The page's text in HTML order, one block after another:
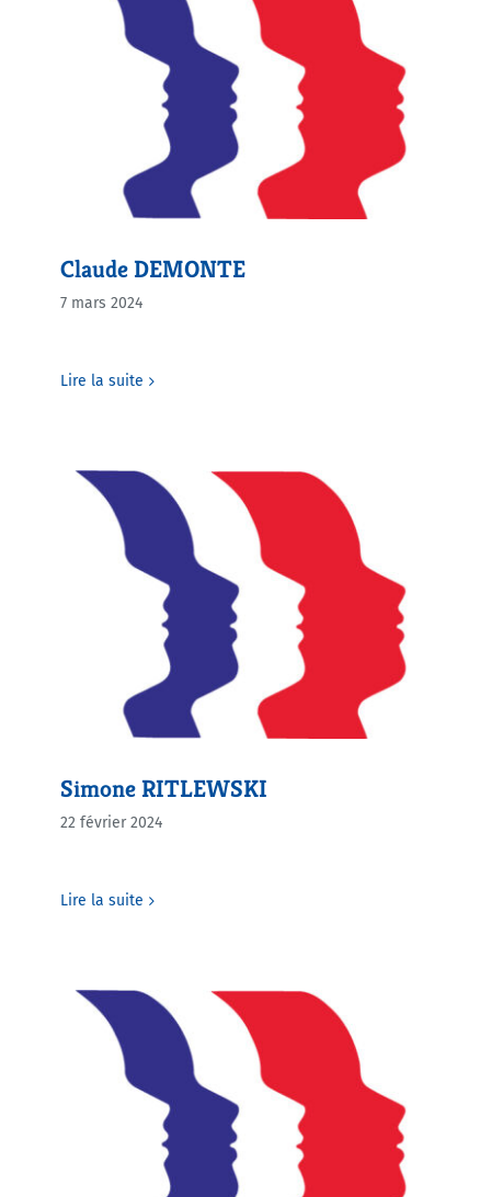
Claude DEMONTE
7 mars 2024
Lire la suite
Simone RITLEWSKI
22 février 2024
Lire la suite